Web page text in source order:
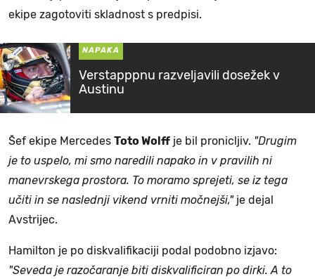
ekipe zagotoviti skladnost s predpisi.
NAPAKA
Verstapppnu razveljavili dosežek v
Austinu
Šef ekipe Mercedes Toto Wolff je bil pronicljiv. "Drugim
je to uspelo, mi smo naredili napako in v pravilih ni
manevrskega prostora. To moramo sprejeti, se iz tega
učiti in se naslednji vikend vrniti močnejši," je dejal
Avstrijec.
Hamilton je po diskvalifikaciji podal podobno izjavo:
"Seveda je razočaranje biti diskvalificiran po dirki. A to